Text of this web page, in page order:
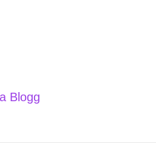
Blogg